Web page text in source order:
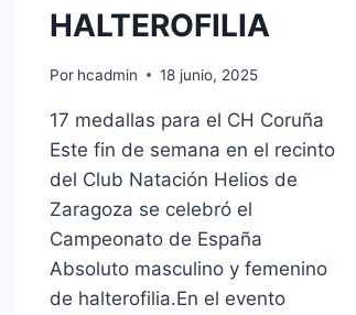
HALTEROFILIA
Por hcadmin 18 junio, 2025
17 medallas para el CH Coruña
Este fin de semana en el recinto
del Club Natación Helios de
Zaragoza se celebró el
Campeonato de España
Absoluto masculino y femenino
de halterofilia.En el evento